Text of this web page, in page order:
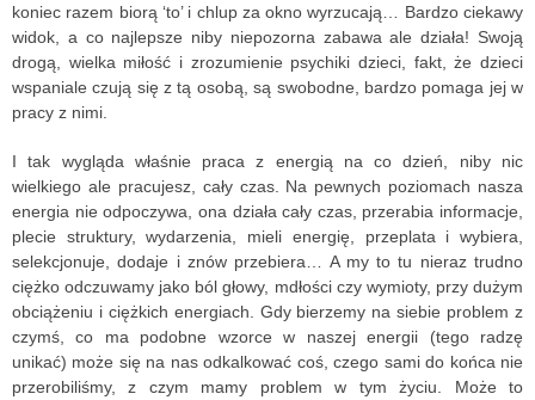
koniec razem biorą ‘to’ i chlup za okno wyrzucają… Bardzo ciekawy
widok, a co najlepsze niby niepozorna zabawa ale działa! Swoją
drogą, wielka miłość i zrozumienie psychiki dzieci, fakt, że dzieci
wspaniale czują się z tą osobą, są swobodne, bardzo pomaga jej w
pracy z nimi.
I tak wygląda właśnie praca z energią na co dzień, niby nic
wielkiego ale pracujesz, cały czas. Na pewnych poziomach nasza
energia nie odpoczywa, ona działa cały czas, przerabia informacje,
plecie struktury, wydarzenia, mieli energię, przeplata i wybiera,
selekcjonuje, dodaje i znów przebiera… A my to tu nieraz trudno
ciężko odczuwamy jako ból głowy, mdłości czy wymioty, przy dużym
obciążeniu i ciężkich energiach. Gdy bierzemy na siebie problem z
czymś, co ma podobne wzorce w naszej energii (tego radzę
unikać) może się na nas odkalkować coś, czego sami do końca nie
przerobiliśmy, z czym mamy problem w tym życiu. Może to